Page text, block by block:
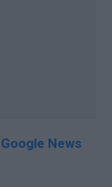
Google News